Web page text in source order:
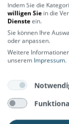
– Marco B.
Indem Sie die
willigen Sie in die
Diensteein.
Sie können Ihre
oder anpassen.
Weitere
unserem Impressum.